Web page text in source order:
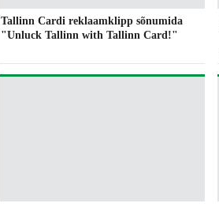
Tallinn Cardi reklaamklipp sõnumida
"Unluck Tallinn with Tallinn Card!"